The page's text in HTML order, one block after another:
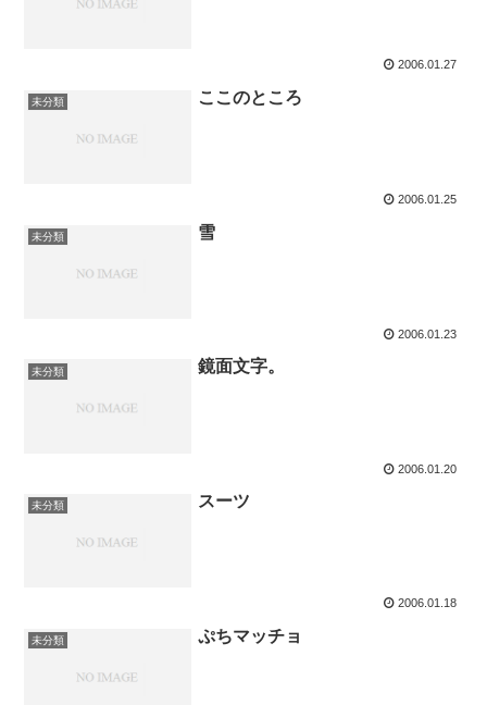
2006.01.27
未分類 ここのところ
2006.01.25
未分類 雪
2006.01.23
未分類 鏡面文字。
2006.01.20
未分類 スーツ
2006.01.18
未分類 ぷちマッチョ